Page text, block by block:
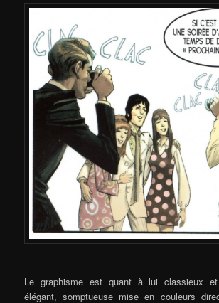
Le graphisme est quant à lui classieux
élégant, somptueuse mise en couleurs